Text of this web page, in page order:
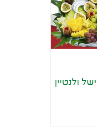
ולנטיין